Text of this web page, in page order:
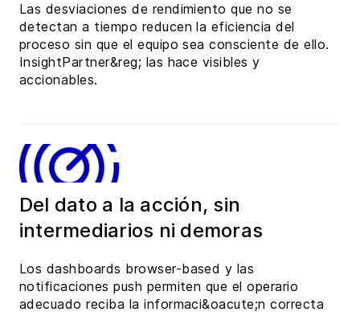
Las desviaciones de rendimiento que no se
detectan a tiempo reducen la eficiencia del
proceso sin que el equipo sea consciente de ello.
InsightPartner&reg; las hace visibles y
accionables.
Del dato a la acción, sin
intermediarios ni demoras
Los dashboards browser-based y las
notificaciones push permiten que el operario
adecuado reciba la informaci&oacute;n correcta